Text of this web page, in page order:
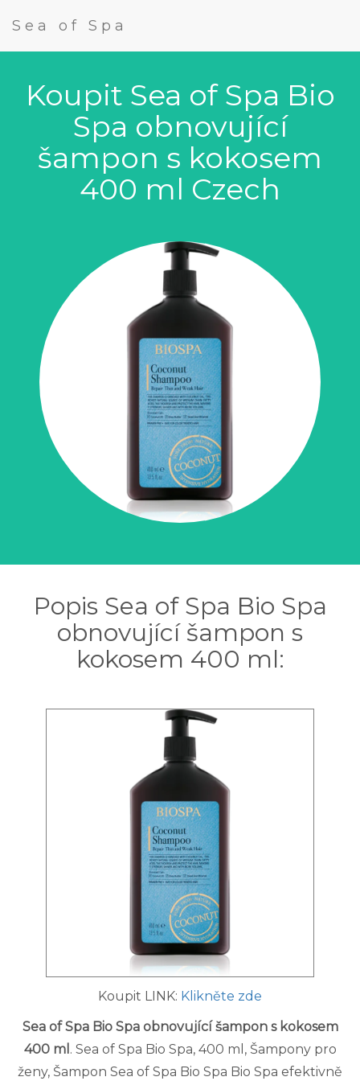
Sea of Spa
Koupit Sea of Spa Bio
Spa obnovující
šampon s kokosem
400 ml Czech
Popis Sea of Spa Bio Spa
obnovující šampon s
kokosem 400 ml:
Koupit LINK: Klikněte zde
Sea of Spa Bio Spa obnovující šampon s kokosem
400 ml . Sea of Spa Bio Spa, 400 ml, Šampony pro
ženy, Šampon Sea of Spa Bio Spa Bio Spa efektivně